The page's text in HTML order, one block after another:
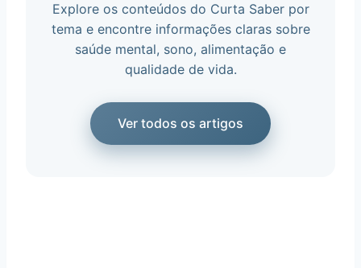
Explore os conteúdos do Curta Saber por
tema e encontre informações claras sobre
saúde mental, sono, alimentação e
qualidade de vida.
Ver todos os artigos